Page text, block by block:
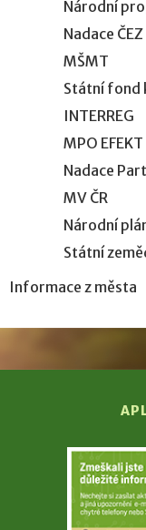
Národní
Nadace
MŠMT
Státní fond
INTERREG
MPO EFEKT
Nadace
MV ČR
Národní
Státní
Informace z města